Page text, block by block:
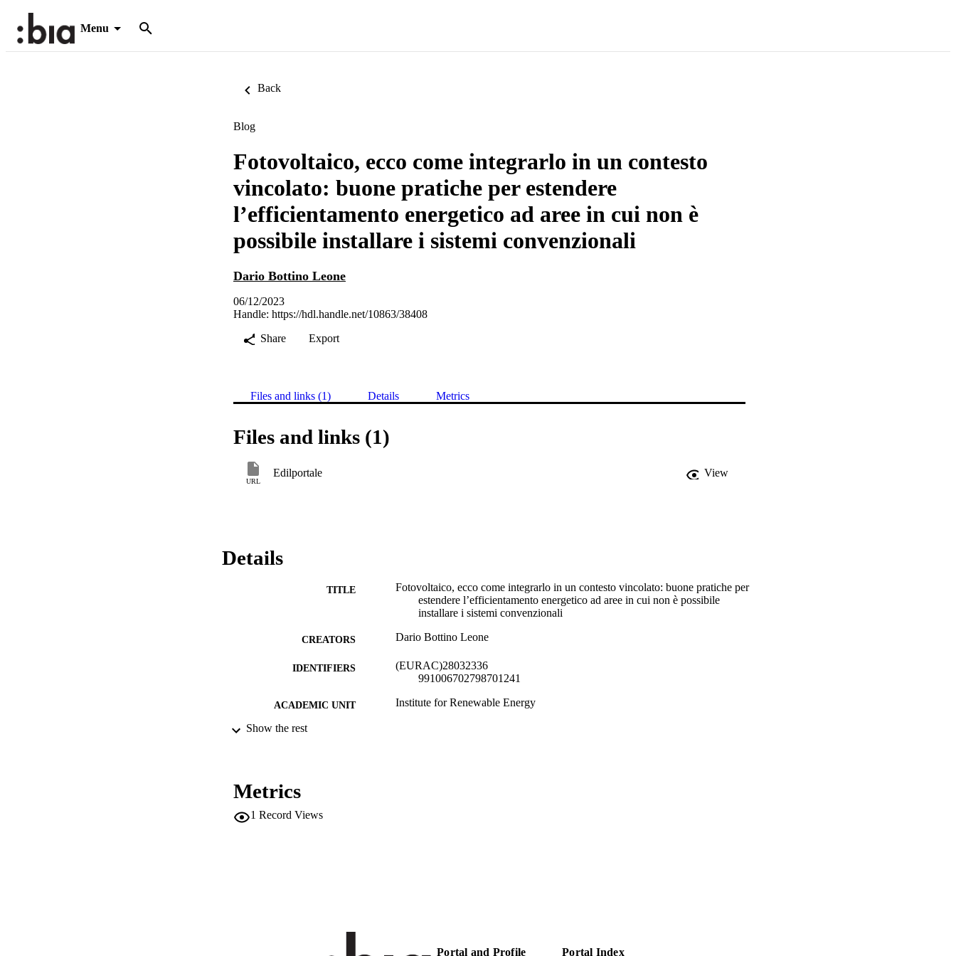
Menu
Back
Blog
Fotovoltaico, ecco come integrarlo in un contesto
vincolato: buone pratiche per estendere
l’efficientamento energetico ad aree in cui non è
possibile installare i sistemi convenzionali
Dario Bottino Leone
06/12/2023
Handle: https://hdl.handle.net/10863/38408
Share
Export
Files and links (1) Details Metrics
Files and links (1)
URL
Edilportale View
Details
TITLE
Fotovoltaico, ecco come integrarlo in un contesto vincolato: buone pratiche per
estendere l’efficientamento energetico ad aree in cui non è possibile
installare i sistemi convenzionali
CREATORS Dario Bottino Leone
IDENTIFIERS
(EURAC)28032336
991006702798701241
ACADEMIC UNIT Institute for Renewable Energy
LANGUAGE
DESCRIPTION COVERAGE
DESCRIPTION AUDIENCE
Show the rest
Metrics
1 Record Views
Portal and Profile Portal Index